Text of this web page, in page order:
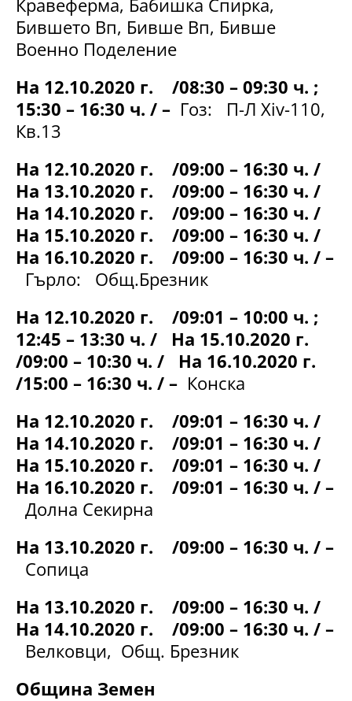
Бившето Вп, Бивше Вп, Бивше
Военно Поделение
На 12.10.2020 г. /08:30 – 09:30 ч. ;
15:30 – 16:30 ч. / – Гоз: П-Л Хіv-110,
Кв.13
На 12.10.2020 г. /09:00 – 16:30 ч. /
На 13.10.2020 г. /09:00 – 16:30 ч. /
На 14.10.2020 г. /09:00 – 16:30 ч. /
На 15.10.2020 г. /09:00 – 16:30 ч. /
На 16.10.2020 г. /09:00 – 16:30 ч. / –
Гърло: Общ.Брезник
На 12.10.2020 г. /09:01 – 10:00 ч. ;
12:45 – 13:30 ч. / На 15.10.2020 г.
/09:00 – 10:30 ч. / На 16.10.2020 г.
/15:00 – 16:30 ч. / – Конска
На 12.10.2020 г. /09:01 – 16:30 ч. /
На 14.10.2020 г. /09:01 – 16:30 ч. /
На 15.10.2020 г. /09:01 – 16:30 ч. /
На 16.10.2020 г. /09:01 – 16:30 ч. / –
Долна Секирна
На 13.10.2020 г. /09:00 – 16:30 ч. / –
Сопица
На 13.10.2020 г. /09:00 – 16:30 ч. /
На 14.10.2020 г. /09:00 – 16:30 ч. / –
Велковци, Общ. Брезник
Община Земен